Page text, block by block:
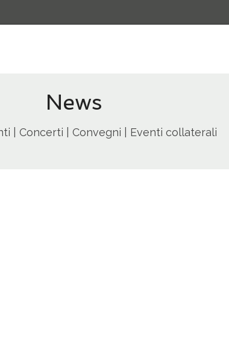
News
| Concerti | Convegni | Eventi collaterali